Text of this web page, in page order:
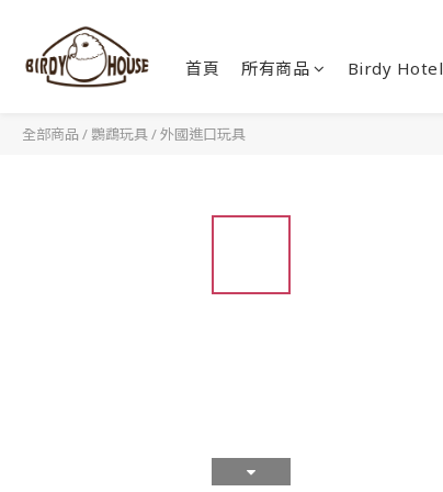
首頁 所有商品 Birdy Hotel
全部商品 / 鸚鵡玩具/外國進口玩具